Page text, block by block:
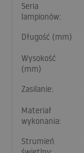
Seria
lampionów:
Długość (mm)
Wysokość
(mm)
Zasilanie:
Materiał
wykonania:
Strumień